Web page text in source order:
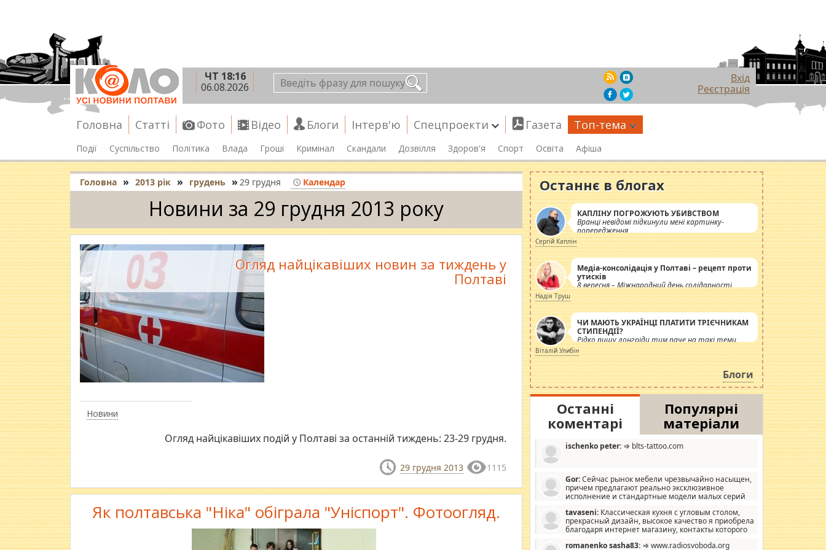
ЧТ 18:16
06.08.2026
Вхід
Реєстрація
Головна Статті Фото Відео Блоги Інтерв'ю Спецпроекти Газета Топ-тема
Події Суспільство Політика Влада Гроші Кримінал Скандали Дозвілля Здоров'я Спорт Освіта Афіша
Головна » 2013 рік » грудень » 29 грудня Календар
Новини за 29 грудня 2013 року
Новини
Огляд найцікавіших новин за тиждень у
Полтаві
Огляд найцікавіших подій у Полтаві за останній тиждень: 23-29 грудня.
29 грудня 2013 1115
Як полтавська "Ніка" обіграла "Уніспорт". Фотоогляд.
Останнє в блогах
КАПЛІНУ ПОГРОЖУЮТЬ УБИВСТВОМ
Вранці невідомі підкинули мені картинку-
попередження
Сергій Каплін
Медіа-консолідація у Полтаві – рецепт проти
утисків
8 вересня – Міжнародний день солідарності
журналістів.
Надія Труш
ЧИ МАЮТЬ УКРАЇНЦІ ПЛАТИТИ ТРІЄЧНИКАМ
СТИПЕНДІЇ?
Рідко пишу лонгріди тим паче на такі теми,
але вже просто дістало! Обурюють сьогоднішні
інсенуації навколо стипендіального питання.
Штучно роздувається ще одна соціальна
катастрофа.
Віталій Улибін
Блоги
Останні
коментарі
Популярні
матеріали
ischenko peter: ⇒ blts-tattoo.com
Gor:Сейчас рынок мебели чрезвычайно насыщен,
причем предлагают реально эксклюзивное
исполнение и стандартные модели малых серий
дизайну, мало походит на стандартные формы, в MebelOk,
креативненько и что главное - со вкусом все в порядке,
без ненужных наворотов удорожающих мебель, а это не
tavaseni: Классическая кухня с угловым столом,
прекрасный дизайн, высокое качество я приобрела
благодаря интернет магазину, контакты которого
romanenko sasha83: ⇒ www.radiosvoboda.org